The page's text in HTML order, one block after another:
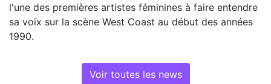
l'une des premières artistes féminines à faire entendre
sa voix sur la scène West Coast au début des années
1990.
Voir toutes les news